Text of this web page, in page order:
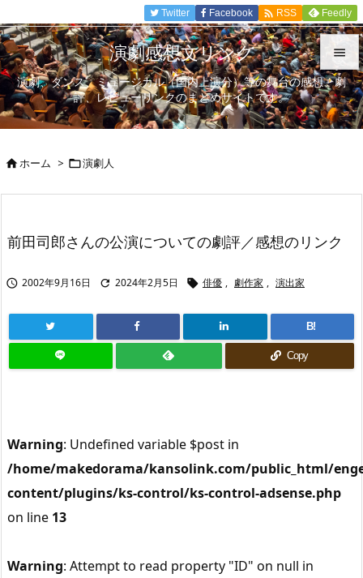


メニュ


Twitter Facebook  RSS Feedly
演劇感想文リンク
演劇、ダンス、ミュージカル（国内上演分）等の舞台の感想、劇
評、レビューリンクのまとめサイトです。
ホーム > 演劇人
前田司郎さんの公演についての劇評／感想のリンク
 2002年9月16日  2024年2月5日  俳優 , 劇作家 , 演出家
B!
Copy
Warning: Undefined variable $post in
/home/makedorama/kansolink.com/public_html/
content/plugins/ks-control/ks-control-adsense.php
on line 13
Warning: Attempt to read property "ID" on null in